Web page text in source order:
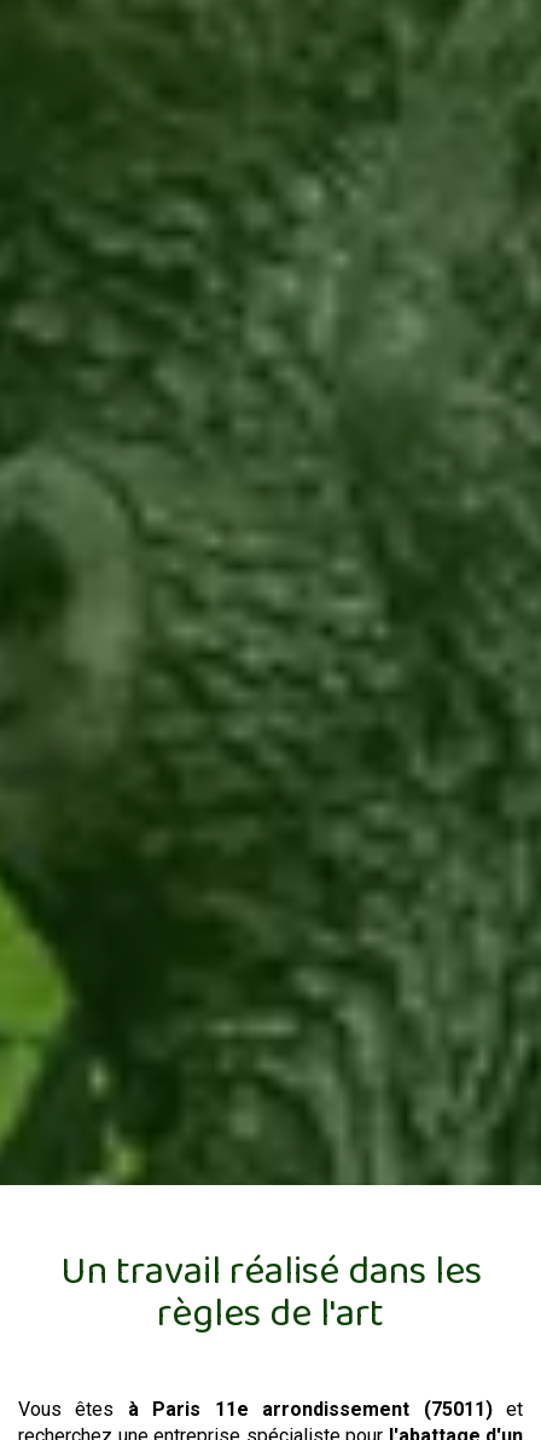
Un travail réalisé dans les
règles de l'art
Vous êtes à Paris 11e arrondissement (75011)
et